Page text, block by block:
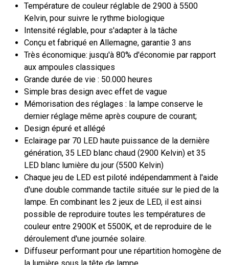
Température de couleur réglable de 2900 à 5500
Kelvin, pour suivre le rythme biologique
Intensité réglable, pour s'adapter à la tâche
Conçu et fabriqué en Allemagne, garantie 3 ans
Très économique: jusqu'à 80% d'économie par rapport
aux ampoules classiques
Grande durée de vie : 50.000 heures
Simple bras design avec effet de vague
Mémorisation des réglages : la lampe conserve le
dernier réglage même après coupure de courant;
Design épuré et allégé
Eclairage par 70 LED haute puissance de la dernière
génération, 35 LED blanc chaud (2900 Kelvin) et 35
LED blanc lumière du jour (5500 Kelvin)
Chaque jeu de LED est piloté indépendamment à l'aide
d'une double commande tactile située sur le pied de la
lampe. En combinant les 2 jeux de LED, il est ainsi
possible de reproduire toutes les températures de
couleur entre 2900K et 5500K, et de reproduire de le
déroulement d'une journée solaire.
Diffuseur performant pour une répartition homogène de